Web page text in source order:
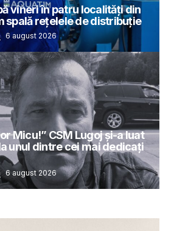
vineri în patru localități din
spală rețelele de distribuție
6 august 2026
Micu!” CSM Lugoj și-a luat
unul dintre cei mai dedicați
6 august 2026